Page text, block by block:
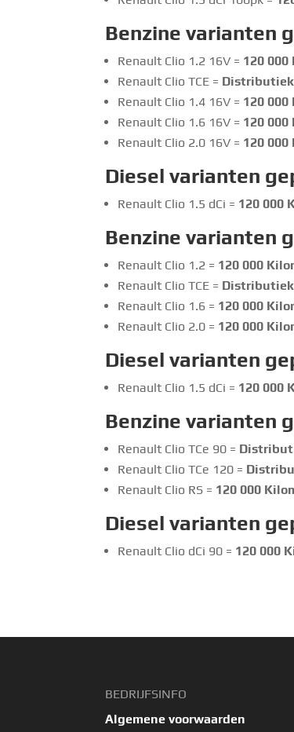
Benzine varianten
Renault Clio 1.2 16V = 120 000
Renault Clio TCE =
Renault Clio 1.4 16V = 120 000
Renault Clio 1.6 16V = 120 000
Renault Clio 2.0 16V = 120 000
Diesel varianten
Renault Clio 1.5 dCi = 120 000
Benzine varianten
Renault Clio 1.2 = 120 000
Renault Clio TCE =
Renault Clio 1.6 = 120 000
Renault Clio 2.0 = 120 000
Diesel varianten
Renault Clio 1.5 dCi = 120 000
Benzine varianten
Renault Clio TCe 90 =
Renault Clio TCe 120 =
Renault Clio RS = 120 000
Diesel varianten
Renault Clio dCi 90 = 120 000
BEDRIJFSINFO
Algemene voorwaarden